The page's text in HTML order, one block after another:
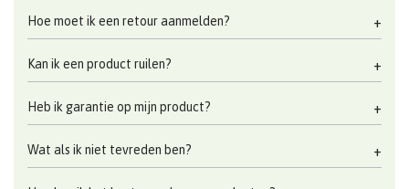
Hoe moet ik een retour aanmelden?
Kan ik een product ruilen?
Heb ik garantie op mijn product?
Wat als ik niet tevreden ben?